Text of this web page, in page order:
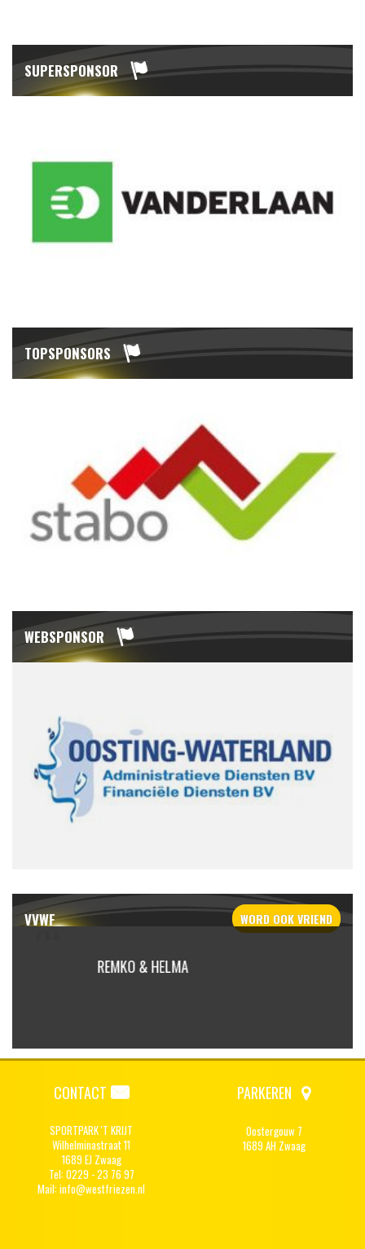
SUPERSPONSOR
TOPSPONSORS
WEBSPONSOR
VVWF WORD OOKVRIEND
REMKO & HELMA
CONTACT
SPORTPARK 'T KRIJT
Wilhelminastraat 11
1689 EJ Zwaag
Tel: 0229 - 23 76 97
Mail:info@westfriezen.nl
PARKEREN
Oostergouw 7
1689 AH Zwaag